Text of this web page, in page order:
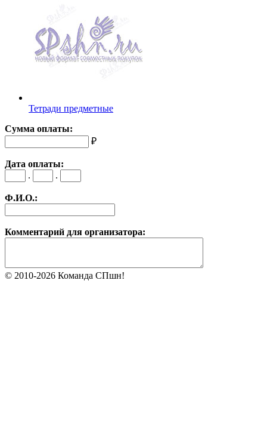
Тетради предметные
Сумма оплаты:
₽
Дата оплаты:
.
.
Ф.И.О.:
Комментарий для организатора:
© 2010-2026 Команда СПшн!